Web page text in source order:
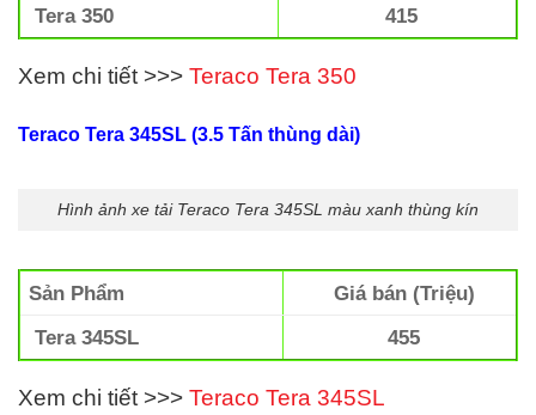
Tera 350
415
Xem chi tiết >>> Teraco Tera 350
Teraco Tera 345SL (3.5 Tấn thùng dài)
Hình ảnh xe tải Teraco Tera 345SL màu xanh thùng kín
Sản Phẩm
Giá bán (Triệu)
Tera 345SL
455
Xem chi tiết >>> Teraco Tera 345SL